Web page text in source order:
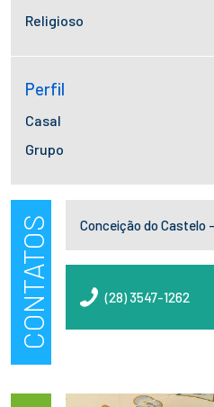
Religioso
Perfil
Casal
Grupo
CONTATOS Conceição do Castelo
(28) 3547-1262